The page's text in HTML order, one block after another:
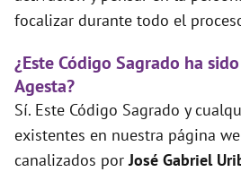
focalizar durante todo el
¿Este Código Sagrado ha
Agesta?
Sí. Este Código Sagrado y
existentes en nuestra página
canalizados porJosé Gabriel